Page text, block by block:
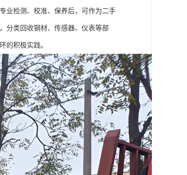
业检测、校准、保养后，可作为二手
分类回收钢材、传感器、仪表等部
的积极实践。